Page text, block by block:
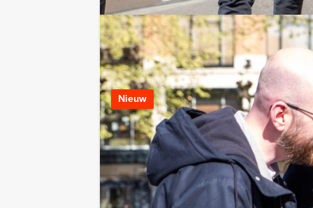
LEES MEER
Crime City
Nieuw
Vanaf 12 personen ‐
Maak in Utrecht
tablets en